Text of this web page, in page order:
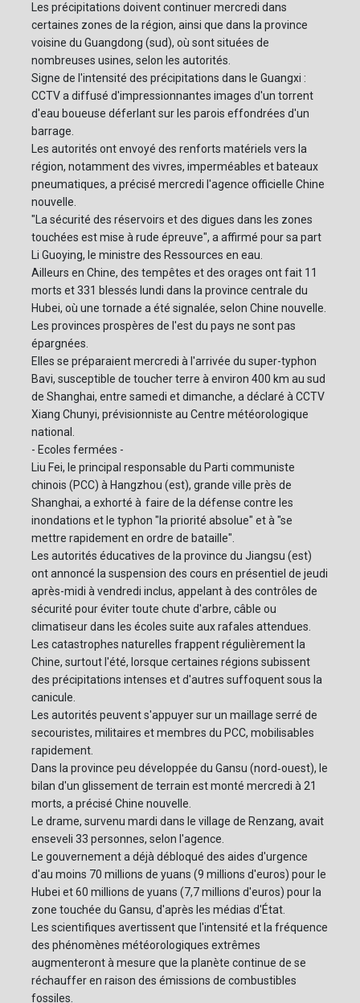
Les précipitations doivent continuer mercredi dans
certaines zones de la région, ainsi que dans la province
voisine du Guangdong (sud), où sont situées de
nombreuses usines, selon les autorités.
Signe de l'intensité des précipitations dans le Guangxi :
CCTV a diffusé d'impressionnantes images d'un torrent
d'eau boueuse déferlant sur les parois effondrées d'un
barrage.
Les autorités ont envoyé des renforts matériels vers la
région, notamment des vivres, imperméables et bateaux
pneumatiques, a précisé mercredi l'agence officielle Chine
nouvelle.
"La sécurité des réservoirs et des digues dans les zones
touchées est mise à rude épreuve", a affirmé pour sa part
Li Guoying, le ministre des Ressources en eau.
Ailleurs en Chine, des tempêtes et des orages ont fait 11
morts et 331 blessés lundi dans la province centrale du
Hubei, où une tornade a été signalée, selon Chine nouvelle.
Les provinces prospères de l'est du pays ne sont pas
épargnées.
Elles se préparaient mercredi à l'arrivée du super-typhon
Bavi, susceptible de toucher terre à environ 400 km au sud
de Shanghai, entre samedi et dimanche, a déclaré à CCTV
Xiang Chunyi, prévisionniste au Centre météorologique
national.
- Ecoles fermées -
Liu Fei, le principal responsable du Parti communiste
chinois (PCC) à Hangzhou (est), grande ville près de
Shanghai, a exhorté à faire de la défense contre les
inondations et le typhon "la priorité absolue" et à "se
mettre rapidement en ordre de bataille".
Les autorités éducatives de la province du Jiangsu (est)
ont annoncé la suspension des cours en présentiel de jeudi
après-midi à vendredi inclus, appelant à des contrôles de
sécurité pour éviter toute chute d'arbre, câble ou
climatiseur dans les écoles suite aux rafales attendues.
Les catastrophes naturelles frappent régulièrement la
Chine, surtout l'été, lorsque certaines régions subissent
des précipitations intenses et d'autres suffoquent sous la
canicule.
Les autorités peuvent s'appuyer sur un maillage serré de
secouristes, militaires et membres du PCC, mobilisables
rapidement.
Dans la province peu développée du Gansu (nord‑ouest), le
bilan d'un glissement de terrain est monté mercredi à 21
morts, a précisé Chine nouvelle.
Le drame, survenu mardi dans le village de Renzang, avait
enseveli 33 personnes, selon l'agence.
Le gouvernement a déjà débloqué des aides d'urgence
d'au moins 70 millions de yuans (9 millions d'euros) pour le
Hubei et 60 millions de yuans (7,7 millions d'euros) pour la
zone touchée du Gansu, d'après les médias d'État.
Les scientifiques avertissent que l'intensité et la fréquence
des phénomènes météorologiques extrêmes
augmenteront à mesure que la planète continue de se
réchauffer en raison des émissions de combustibles
fossiles.